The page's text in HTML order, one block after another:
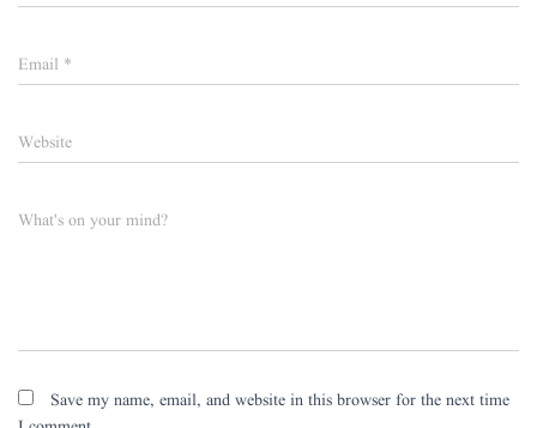
Email *
Website
What's on your mind?
Save my name, email, and website in this browser for the next time